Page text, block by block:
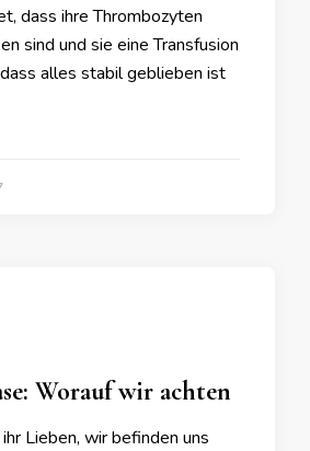
dass ihre Thrombozyten
sind und sie eine Transfusion
alles stabil geblieben ist
Worauf wir achten
Lieben, wir befinden uns